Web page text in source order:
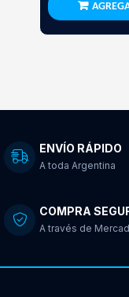
ENVÍO RÁPIDO
A toda Argentina
COMPRA
A través de